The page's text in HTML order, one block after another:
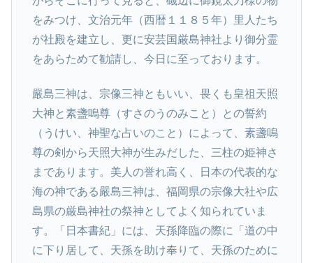
をみつけ、文治元年（西暦１１８５年）里人たち
が社殿を建立し、更に安芸国厳島神社より御分霊
をあらためて勧請し、今日に至っております。
嚴島三神は、宗像三神ともいい、畏くも皇祖天照
大神と素盞嗚尊（すさのうのみこと）との誓約
（うけい、神聖な占いのこと）によって、素盞嗚
尊の剣から天照大神が生みだした、三柱の姫神さ
まであります。美人の誉れ高く、日本の代表的な
海の神である嚴島三神は、福岡県の宗像大社や広
島県の厳島神社の祭神としてよく知られていま
す。「日本書紀」には、天孫降臨の際に「道の中
に下り居して、天孫を助け奉りて、天孫のために